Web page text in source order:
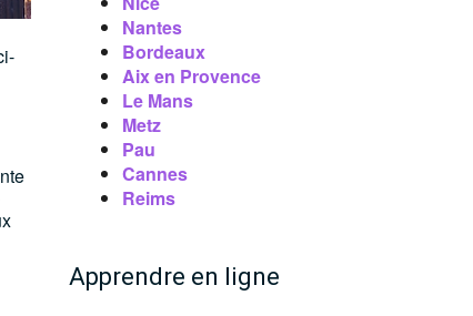
Nantes
Bordeaux
Aix en Provence
Le Mans
Metz
Pau
Cannes
Reims
Apprendre en ligne